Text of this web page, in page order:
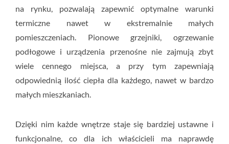
na rynku, pozwalają zapewnić optymalne warunki
termiczne nawet w ekstremalnie małych
pomieszczeniach. Pionowe grzejniki, ogrzewanie
podłogowe i urządzenia przenośne nie zajmują zbyt
wiele cennego miejsca, a przy tym zapewniają
odpowiednią ilość ciepła dla każdego, nawet w bardzo
małych mieszkaniach.
Dzięki nim każde wnętrze staje się bardziej ustawne i
funkcjonalne, co dla ich właścicieli ma naprawdę